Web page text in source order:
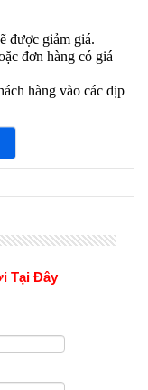
được giảm giá.
đơn hàng có giá
hàng vào các dịp
Tại Đây